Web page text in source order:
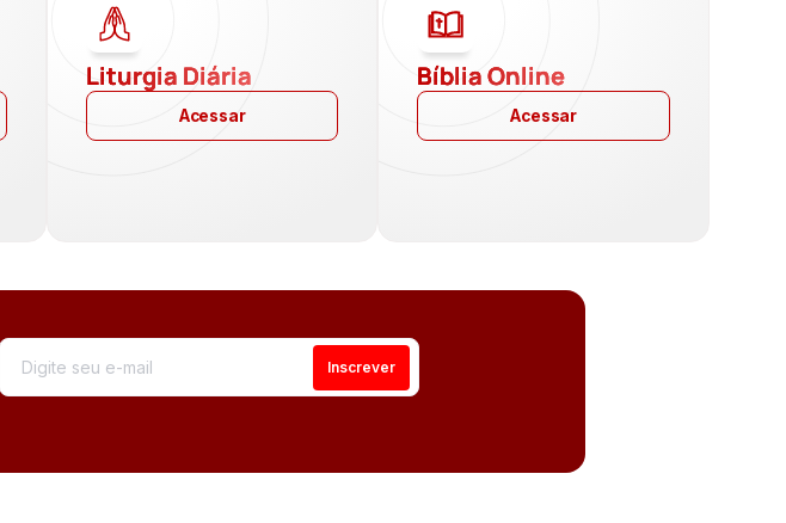
Liturgia Diária
Acessar
Bíblia Online
Acessar